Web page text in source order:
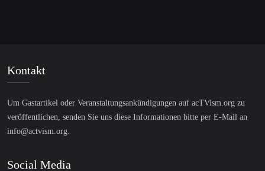
Kontakt
Um Gastartikel oder Veranstaltungsankündigungen auf acTVism.org zu
veröffentlichen, senden Sie uns diese Informationen bitte per E-Mail an
info@actvism.org.
Social Media